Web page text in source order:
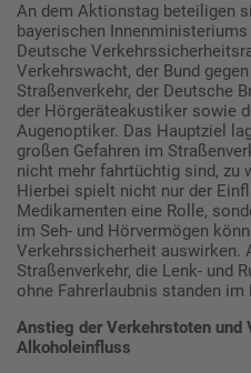
An dem Aktionstag beteiligen
bayerischen
Deutsche
Verkehrswacht, der Bund
Straßenverkehr, der Deutsche
der Hörgeräteakustiker sowie
Augenoptiker. Das Hauptziel
großen Gefahren im
nicht mehr fahrtüchtig sind, zu
Hierbei spielt nicht nur der
Medikamenten eine Rolle,
im Seh- und Hörvermögen
Verkehrssicherheit auswirken.
Straßenverkehr, die Lenk- und
ohne Fahrerlaubnis standen im
Anstieg der Verkehrstoten und
Alkoholeinfluss